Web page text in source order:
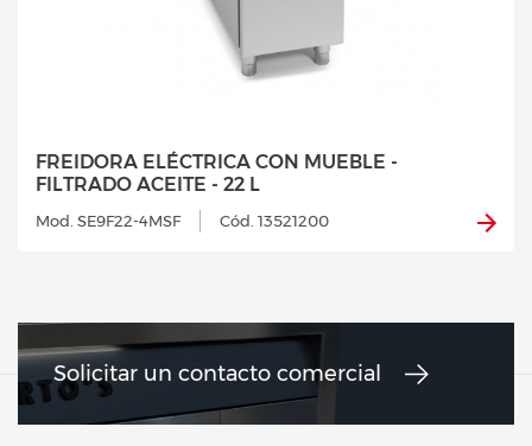
FREIDORA ELÉCTRICA CON MUEBLE -
FILTRADO ACEITE - 22 L
Mod. SE9F22-4MSF Cód. 13521200
Solicitar un contacto comercial